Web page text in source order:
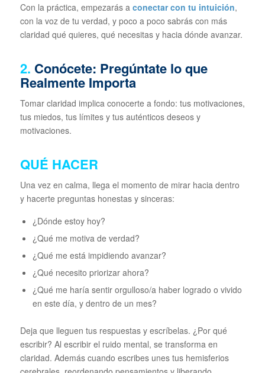
Con la práctica, empezarás a conectar con tu intuición,
con la voz de tu verdad, y poco a poco sabrás con más
claridad qué quieres, qué necesitas y hacia dónde avanzar.
2. Conócete: Pregúntate lo que
Realmente Importa
Tomar claridad implica conocerte a fondo: tus motivaciones,
tus miedos, tus límites y tus auténticos deseos y
motivaciones.
QUÉ HACER
Una vez en calma, llega el momento de mirar hacia dentro
y hacerte preguntas honestas y sinceras:
¿Dónde estoy hoy?
¿Qué me motiva de verdad?
¿Qué me está impidiendo avanzar?
¿Qué necesito priorizar ahora?
¿Qué me haría sentir orgulloso/a haber logrado o vivido
en este día, y dentro de un mes?
Deja que lleguen tus respuestas y escríbelas. ¿Por qué
escribir? Al escribir el ruido mental, se transforma en
claridad. Además cuando escribes unes tus hemisferios